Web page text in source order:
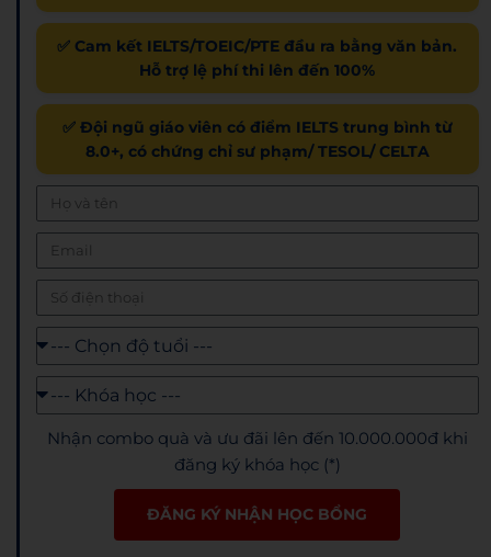
✅ Cam kết IELTS/TOEIC/PTE đầu ra bằng văn bản.
Hỗ trợ lệ phí thi lên đến 100%
✅ Đội ngũ giáo viên có điểm IELTS trung bình từ
8.0+, có chứng chỉ sư phạm/ TESOL/ CELTA
Nhận combo quà và ưu đãi lên đến 10.000.000đ khi
đăng ký khóa học (*)
ĐĂNG KÝ NHẬN HỌC BỔNG